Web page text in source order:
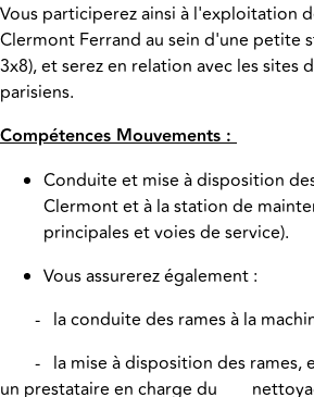
Vous participerez ainsi à l'exploitation
Clermont Ferrand au sein d'une petite
3x8), et serez en relation avec les sites
parisiens.
Compétences Mouvements :
Conduite et mise à disposition
Clermont et à la station de
principales et voies de service).
Vous assurerez également :
- la conduite des rames à la
- la mise à disposition des rames,
un prestataire en charge du